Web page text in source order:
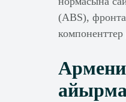
(ABS),
компоненттер